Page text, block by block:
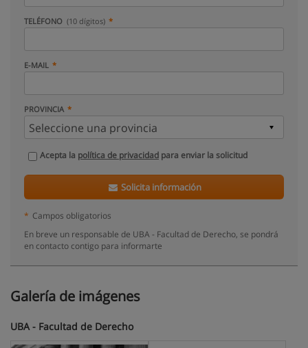
TELÉFONO (10 dígitos)
E-MAIL
PROVINCIA
Acepta la política de privacidad para enviar la solicitud
Solicita información
* Campos obligatorios
En breve un responsable de UBA - Facultad de Derecho, se pondrá
en contacto contigo para informarte
Galería de imágenes
UBA - Facultad de Derecho